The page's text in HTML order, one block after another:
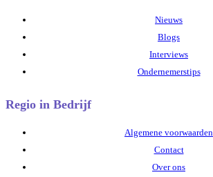
Nieuws
Blogs
Interviews
Ondernemerstips
Regio in Bedrijf
Algemene voorwaarden
Contact
Over ons